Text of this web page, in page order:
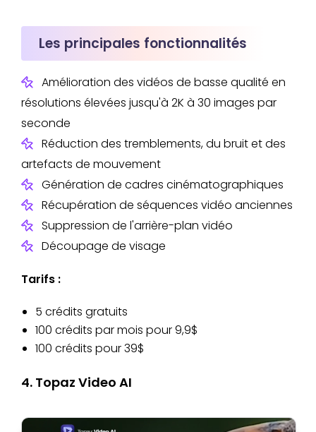
Les principales fonctionnalités
Amélioration des vidéos de basse qualité en
résolutions élevées jusqu'à 2K à 30 images par
seconde
Réduction des tremblements, du bruit et des
artefacts de mouvement
Génération de cadres cinématographiques
Récupération de séquences vidéo anciennes
Suppression de l'arrière-plan vidéo
Découpage de visage
Tarifs :
5 crédits gratuits
100 crédits par mois pour 9,9$
100 crédits pour 39$
4. Topaz Video AI